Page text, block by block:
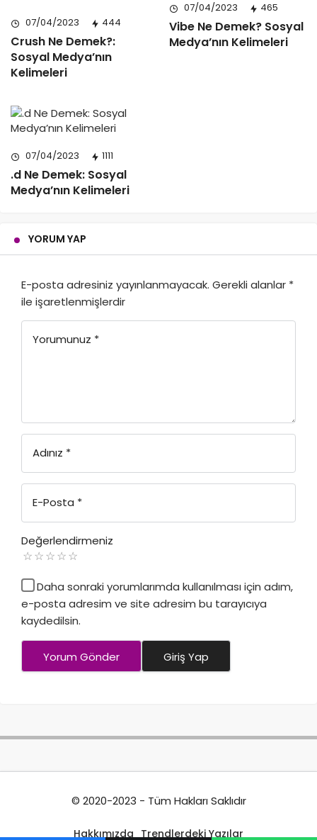
07/04/2023 444
Crush Ne Demek?:
Sosyal Medya’nın
Kelimeleri
07/04/2023 465
Vibe Ne Demek? Sosyal
Medya’nın Kelimeleri
07/04/2023 1111
.d Ne Demek: Sosyal
Medya’nın Kelimeleri
YORUM YAP
E-posta adresiniz yayınlanmayacak. Gerekli alanlar *
ile işaretlenmişlerdir
Yorumunuz *
Adınız *
E-Posta *
Değerlendirmeniz
Daha sonraki yorumlarımda kullanılması için adım,
e-posta adresim ve site adresim bu tarayıcıya
kaydedilsin.
Yorum Gönder Giriş Yap
© 2020-2023 - Tüm Hakları Saklıdır
Hakkımızda Trendlerdeki Yazılar